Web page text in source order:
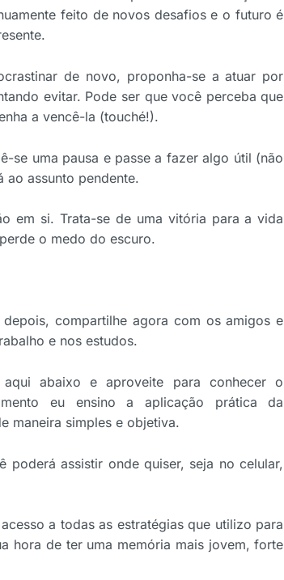
feito de novos desafios e o futuro é
de novo, proponha-se a atuar por
evitar. Pode ser que você perceba que
a vencê-la (touché!).
se uma pausa e passe a fazer algo útil (não
ao assunto pendente.
em si. Trata-se de uma vitória para a vida
o medo do escuro.
compartilhe agora com os amigos e
e nos estudos.
abaixo e aproveite para conhecer o
eu ensino a aplicação prática da
maneira simples e objetiva.
assistir onde quiser, seja no celular,
a todas as estratégias que utilizo para
hora de ter uma memória mais jovem, forte